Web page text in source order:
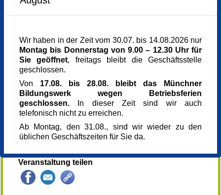
Veranstaltungsort
81669 München
Kursgebühr
0,00 €
Referent_in
Halima Triebel
Referent_in
Maria Beimborn
Projektleitung Mit.Reden
Anmeldung bis
27.03.2025
152596
Veranstaltung teilen
Wir haben in der Zeit vom 30.07. bis 14.08.2026 nur
Montag bis Donnerstag von 9.00 – 12.30 Uhr für
Sie geöffnet, freitags bleibt die Geschäftsstelle
geschlossen.
Von 17.08. bis 28.08. bleibt das Münchner
Bildungswerk wegen Betriebsferien
geschlossen. In dieser Zeit sind wir auch
telefonisch nicht zu erreichen.
Ab Montag, den 31.08., sind wir wieder zu den
üblichen Geschäftszeiten für Sie da.